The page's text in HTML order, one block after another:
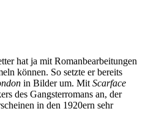
hat ja mit Romanbearbeitungen
können. So setzte er bereits
in Bilder um. Mit Scarface
des Gangsterromans an, der
in den 1920ern sehr